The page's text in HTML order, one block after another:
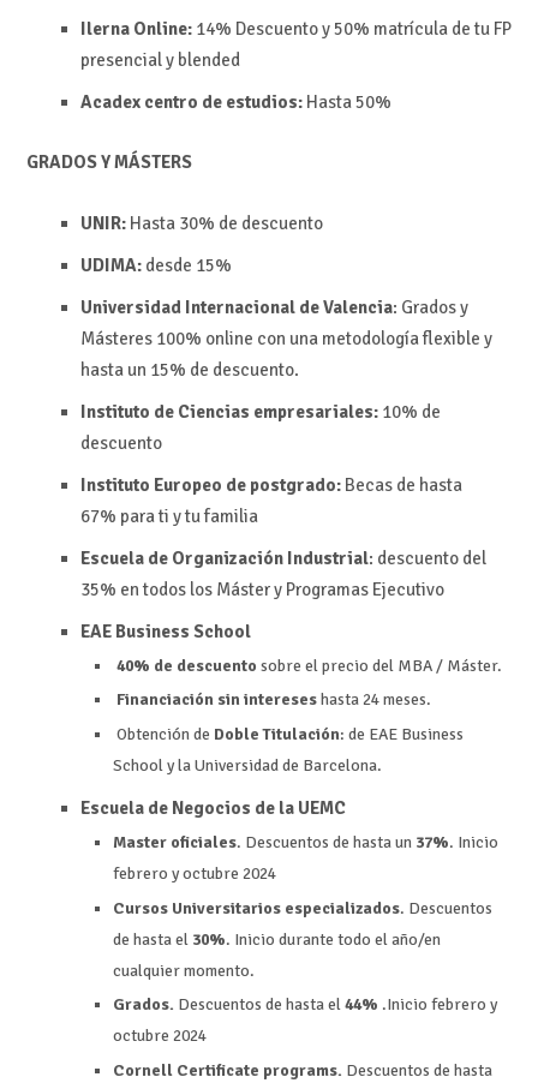
Ilerna Online:14% Descuento y50% matrícula de tu FP
presencial y blended
Acadex centro de estudios: Hasta50%
GRADOS Y MÁSTERS
UNIR:Hasta 30% de descuento
UDIMA: desde 15%
Universidad Internacional de Valencia: Grados y
Másteres 100% online con una metodología flexible y
hasta un 15% de descuento.
Instituto de Ciencias empresariales:10% de
descuento
Instituto Europeo de postgrado: Becas de hasta
67% para ti y tu familia
Escuela de Organización Industrial: descuento del
35% en todos los Máster y Programas Ejecutivo
EAE Business School
40% de descuento sobre el precio del MBA / Máster.
Financiación sin intereseshasta 24 meses.
Obtención de Doble Titulación: de EAE Business
School y la Universidad de Barcelona.
Escuela de Negocios de la UEMC
Master oficiales. Descuentos de hasta un 37%. Inicio
febrero y octubre 2024
Cursos Universitarios especializados. Descuentos
de hasta el 30%. Inicio durante todo el año/en
cualquier momento.
Grados. Descuentos de hasta el44% .Inicio febrero y
octubre 2024
Cornell Certificate programs. Descuentos de hasta